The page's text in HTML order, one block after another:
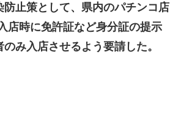
防止策として、県内のパチンコ店
店時に免許証など身分証の提示
み入店させるよう要請した。